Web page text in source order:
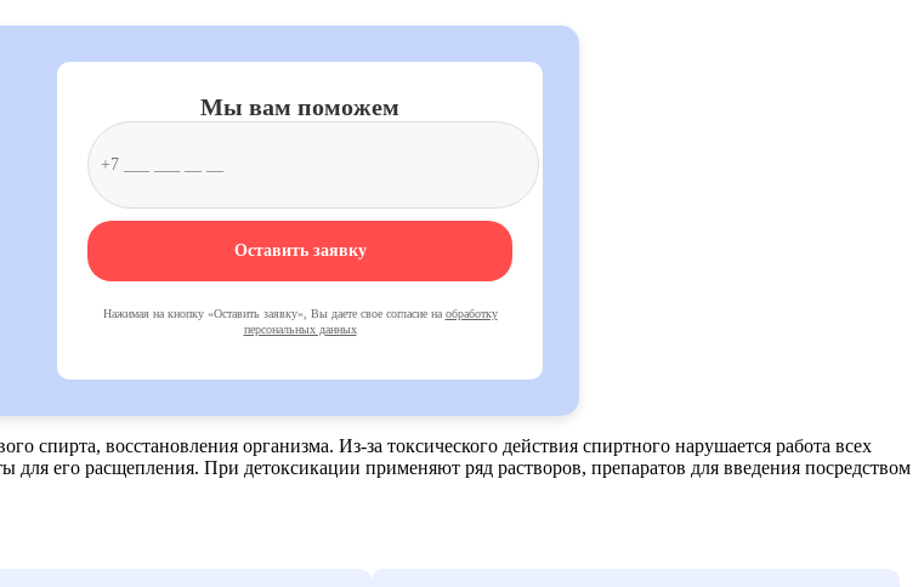
Мы вам поможем
Оставить заявку
Нажимая на кнопку «Оставить заявку», Вы даете свое согласие на обработку
персональных данных
спирта, восстановления организма. Из-за токсического действия спиртного нарушается работа всех
для его расщепления. При детоксикации применяют ряд растворов, препаратов для введения посредством